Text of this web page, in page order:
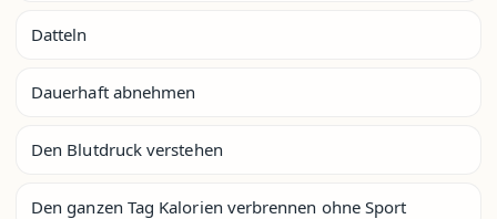
Datteln
Dauerhaft abnehmen
Den Blutdruck verstehen
Den ganzen Tag Kalorien verbrennen ohne Sport